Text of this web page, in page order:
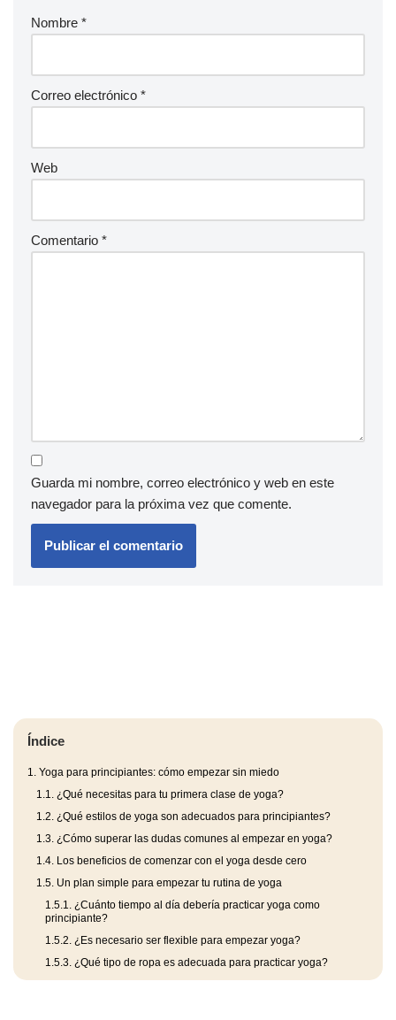
Nombre *
Correo electrónico *
Web
Comentario *
Guarda mi nombre, correo electrónico y web en este
navegador para la próxima vez que comente.
Índice
1. Yoga para principiantes: cómo empezar sin miedo
1.1. ¿Qué necesitas para tu primera clase de yoga?
1.2. ¿Qué estilos de yoga son adecuados para principiantes?
1.3. ¿Cómo superar las dudas comunes al empezar en yoga?
1.4. Los beneficios de comenzar con el yoga desde cero
1.5. Un plan simple para empezar tu rutina de yoga
1.5.1. ¿Cuánto tiempo al día debería practicar yoga como
principiante?
1.5.2. ¿Es necesario ser flexible para empezar yoga?
1.5.3. ¿Qué tipo de ropa es adecuada para practicar yoga?